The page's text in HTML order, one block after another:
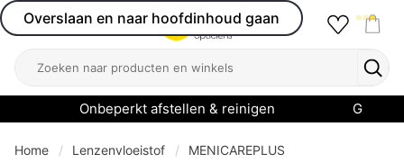
Overslaan en naar hoofdinhoud gaan
Open menu
Zoeken
Onbeperkt afstellen & reinigen
menu
Home Lenzenvloeistof MENICAREPLUS